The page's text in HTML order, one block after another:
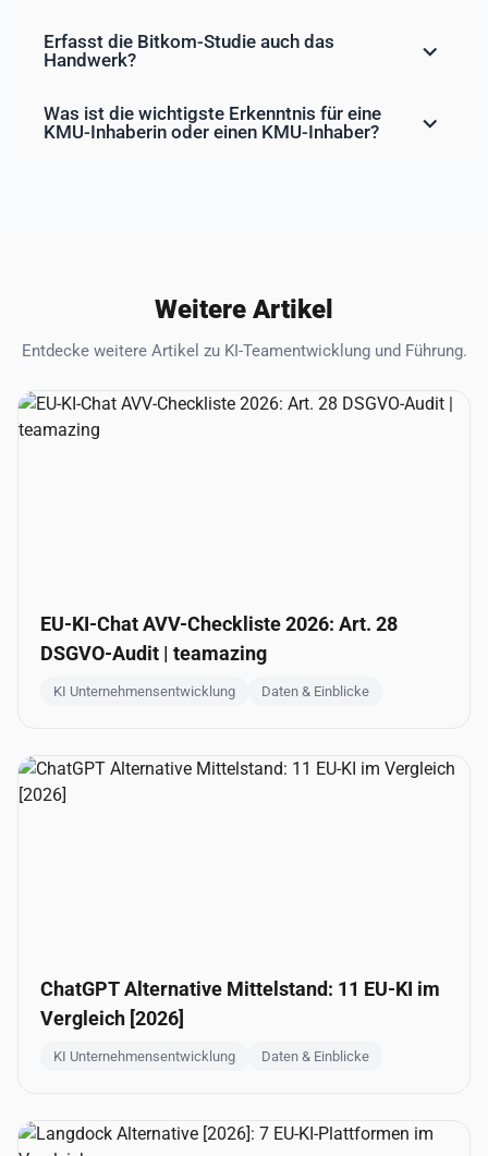
Erfasst die Bitkom-Studie auch das
Handwerk?
Was ist die wichtigste Erkenntnis für eine
KMU-Inhaberin oder einen KMU-Inhaber?
Weitere Artikel
Entdecke weitere Artikel zu KI-Teamentwicklung und Führung.
EU-KI-Chat AVV-Checkliste 2026: Art. 28
DSGVO-Audit | teamazing
KI Unternehmensentwicklung Daten & Einblicke
ChatGPT Alternative Mittelstand: 11 EU-KI im
Vergleich [2026]
KI Unternehmensentwicklung Daten & Einblicke